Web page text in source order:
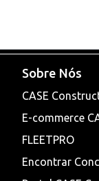
Sobre Nós
CASE
E-commerce
FLEETPRO
Encontrar